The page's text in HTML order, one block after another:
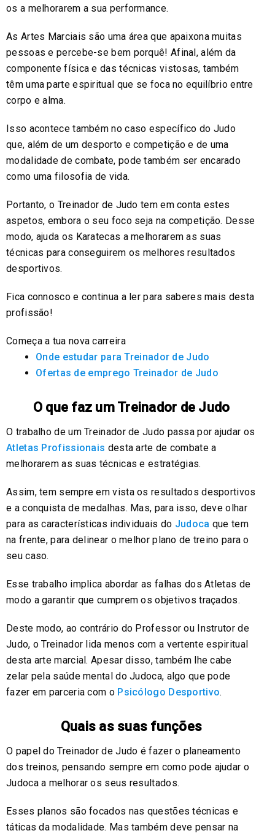
os a melhorarem a sua performance.
As Artes Marciais são uma área que apaixona muitas
pessoas e percebe-se bem porquê! Afinal, além da
componente física e das técnicas vistosas, também
têm uma parte espiritual que se foca no equilíbrio entre
corpo e alma.
Isso acontece também no caso específico do Judo
que, além de um desporto e competição e de uma
modalidade de combate, pode também ser encarado
como uma filosofia de vida.
Portanto, o Treinador de Judo tem em conta estes
aspetos, embora o seu foco seja na competição. Desse
modo, ajuda os Karatecas a melhorarem as suas
técnicas para conseguirem os melhores resultados
desportivos.
Fica connosco e continua a ler para saberes mais desta
profissão!
Começa a tua nova carreira
Onde estudar para Treinador de Judo
Ofertas de emprego Treinador de Judo
O que faz um Treinador de Judo
O trabalho de um Treinador de Judo passa por ajudar os
Atletas Profissionais desta arte de combate a
melhorarem as suas técnicas e estratégias.
Assim, tem sempre em vista os resultados desportivos
e a conquista de medalhas. Mas, para isso, deve olhar
para as características individuais do Judoca que tem
na frente, para delinear o melhor plano de treino para o
seu caso.
Esse trabalho implica abordar as falhas dos Atletas de
modo a garantir que cumprem os objetivos traçados.
Deste modo, ao contrário do Professor ou Instrutor de
Judo, o Treinador lida menos com a vertente espiritual
desta arte marcial. Apesar disso, também lhe cabe
zelar pela saúde mental do Judoca, algo que pode
fazer em parceria com o Psicólogo Desportivo.
Quais as suas funções
O papel do Treinador de Judo é fazer o planeamento
dos treinos, pensando sempre em como pode ajudar o
Judoca a melhorar os seus resultados.
Esses planos são focados nas questões técnicas e
táticas da modalidade. Mas também deve pensar na